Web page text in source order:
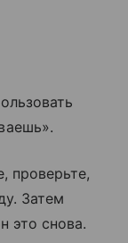
проверьте,
Затем
это снова.